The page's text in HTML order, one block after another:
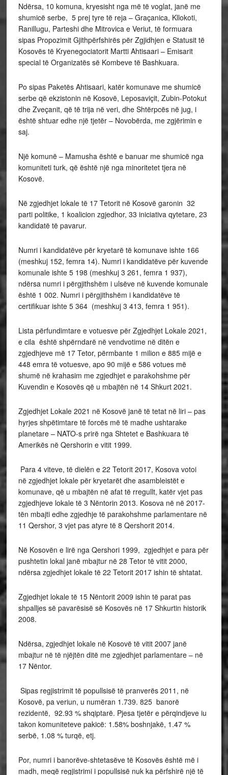
Ndërsa, 10 komuna, kryesisht nga më të voglat, janë me
shumicë serbe, 5 prej tyre të reja – Graçanica, Kllokoti,
Ranillugu, Parteshi dhe Mitrovica e Veriut, të formuara
sipas Propozimit Gjithpërfshirës për Zgjidhjen e Statusit të
Kosovës të Kryenegociatorit Martti Ahtisaari – Emisarit
special të Organizatës së Kombeve të Bashkuara.
Po sipas Paketës Ahtisaari, katër komunave me shumicë
serbe që ekzistonin në Kosovë, Leposaviçit, Zubin-Potokut
dhe Zveçanit, që të trija në veri, dhe Shtërpcës në jug, i
është shtuar edhe një tjetër – Novobërda, me zgjërimin e
saj.
Një komunë – Mamusha është e banuar me shumicë nga
komuniteti turk, që është një nga minoritetet tjera në
Kosovë.
Në zgjedhjet lokale të 17 Tetorit në Kosovë garonin 32
parti politike, 1 koalicion zgjedhor, 33 iniciativa qytetare, 23
kandidatë të pavarur.
Numri i kandidatëve për kryetarë të komunave ishte 166
(meshkuj 152, femra 14). Numri i kandidatëve për kuvende
komunale ishte 5 198 (meshkuj 3 261, femra 1 937),
ndërsa numri i përgjithshëm i ulsëve në kuvende komunale
është 1 002. Numri i përgjithshëm i kandidatëve të
certifikuar ishte 5 364 (meshkuj 3 413, femra 1 951).
Lista përfundimtare e votuesve për Zgjedhjet Lokale 2021,
e cila është shpërndarë në vendvotime në ditën e
zgjedhjeve më 17 Tetor, përmbante 1 milion e 885 mijë e
448 emra të votuesve, apo 90 mijë e 586 votues më
shumë në krahasim me zgjedhjet e parakohshme për
Kuvendin e Kosovës që u mbajtën në 14 Shkurt 2021.
Zgjedhjet Lokale 2021 në Kosovë janë të tetat në liri – pas
hyrjes shpëtimtare të forcës më të madhe ushtarake
planetare – NATO-s prirë nga Shtetet e Bashkuara të
Amerikës në Qershorin e vitit 1999.
Para 4 viteve, të dielën e 22 Tetorit 2017, Kosova votoi
në zgjedhjet lokale për kryetarët dhe asambleistët e
komunave, që u mbajtën në afat të rregullt, katër vjet pas
zgjedhjeve lokale të 3 Nëntorin 2013. Kosova në në 2017-
tën mbajti edhe zgjedhje të parakohshme parlamentare në
11 Qershor, 3 vjet pas atyre të 8 Qershorit 2014.
Në Kosovën e lirë nga Qershori 1999, zgjedhjet e para për
pushtetin lokal janë mbajtur në 28 Tetor të vitit 2000,
ndërsa zgjedhjet lokale të 22 Tetorit 2017 ishin të shtatat.
Zgjedhjet lokale të 15 Nëntorit 2009 ishin të parat pas
shpalljes së pavarësisë së Kosovës në 17 Shkurtin historik
2008.
Ndërsa, zgjedhjet lokale në Kosovë të vitit 2007 janë
mbajtur në të njëjtën ditë me zgjedhjet parlamentare – në
17 Nëntor.
Sipas regjistrimit të popullsisë të pranverës 2011, në
Kosovë, pa veriun, u numëran 1.739. 825 banorë
rezidentë, 92.93 % shqiptarë. Pjesa tjetër e përqindjeve iu
takon komuniteteve pakicë: 1.58% boshnjakë, 1.47 %
serbë, 1.08 % turqë, etj.
Por, numri i banorëve-shtetasëve të Kosovës është më i
madh, meqë regjistrimi i popullsisë nuk ka përfshirë një të